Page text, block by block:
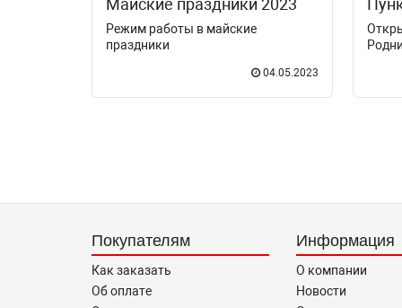
Майские праздники 2023
Режим работы в майские
праздники
04.05.2023
Покупателям
Как заказать
Об оплате
Информация
О компании
Новости